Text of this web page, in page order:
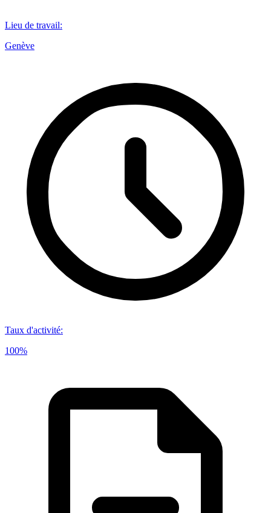
Lieu de travail:
Genève
Taux d'activité:
100%